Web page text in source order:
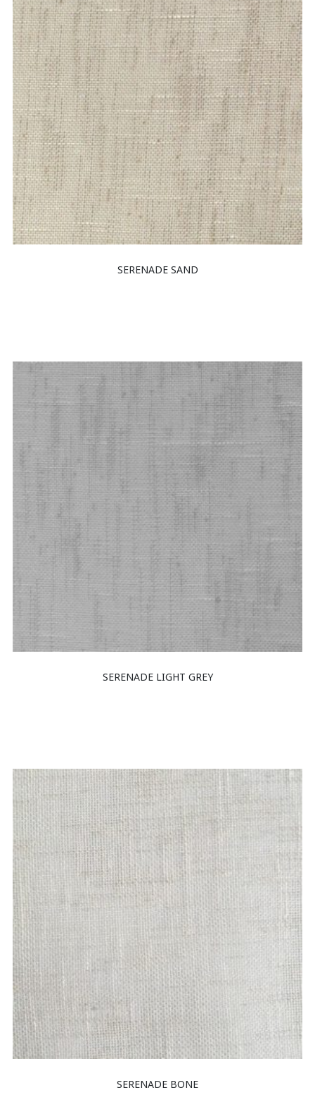
SERENADE SAND
SERENADE LIGHT GREY
SERENADE BONE